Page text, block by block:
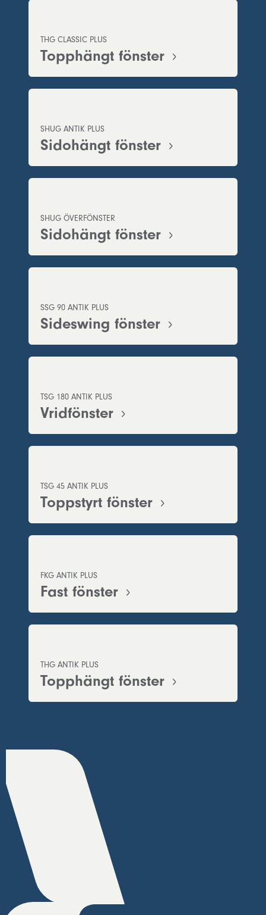
THG CLASSIC PLUS
Topphängt fönster
SHUG ANTIK PLUS
Sidohängt fönster
SHUG ÖVERFÖNSTER
Sidohängt fönster
SSG 90 ANTIK PLUS
Sideswing fönster
TSG 180 ANTIK PLUS
Vridfönster
TSG 45 ANTIK PLUS
Toppstyrt fönster
FKG ANTIK PLUS
Fast fönster
THG ANTIK PLUS
Topphängt fönster